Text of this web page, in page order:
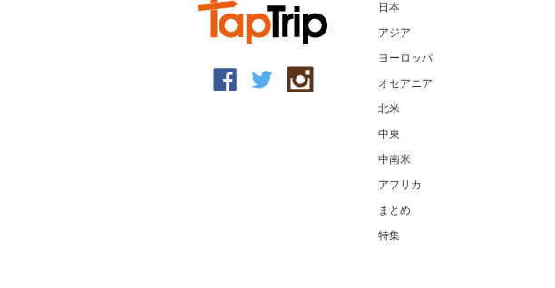
日本
アジア
ヨーロッパ
オセアニア
北米
中東
中南米
アフリカ
まとめ
特集